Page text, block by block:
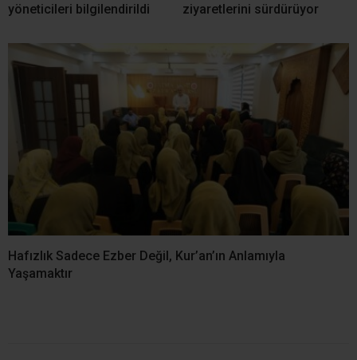
yöneticileri bilgilendirildi
ziyaretlerini sürdürüyor
Hafızlık Sadece Ezber Değil, Kur’an’ın Anlamıyla
Yaşamaktır